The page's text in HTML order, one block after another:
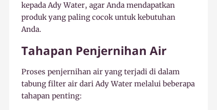
kepada Ady Water, agar Anda mendapatkan
produk yang paling cocok untuk kebutuhan
Anda.
Tahapan Penjernihan Air
Proses penjernihan air yang terjadi di dalam
tabung filter air dari Ady Water melalui beberapa
tahapan penting: